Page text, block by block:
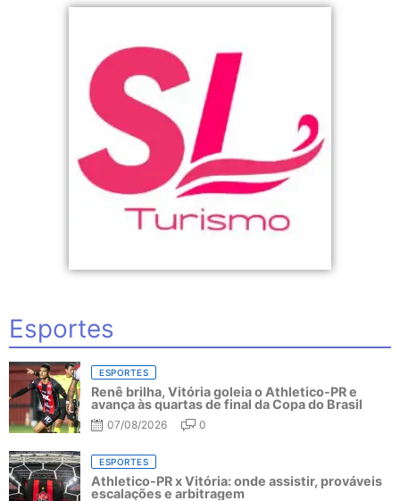
Esportes
ESPORTES
Renê brilha, Vitória goleia o Athletico-PR e
avança às quartas de final da Copa do Brasil
07/08/2026 0
ESPORTES
Athletico-PR x Vitória: onde assistir, prováveis
escalações e arbitragem